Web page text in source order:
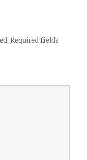
Required fields